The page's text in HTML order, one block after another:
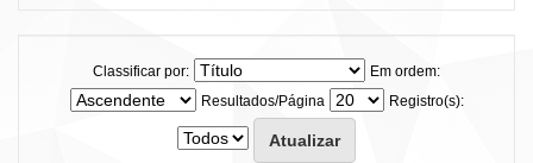
Classificar por:
Em ordem:
Resultados/Página
Registro(s):